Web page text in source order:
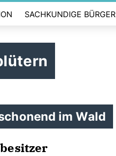
SACHKUNDIGE BÜRGER
im Wald